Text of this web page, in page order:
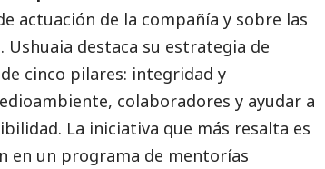
actuación de la compañía y sobre las
Ushuaia destaca su estrategia de
cinco pilares: integridad y
, colaboradores y ayudar a
La iniciativa que más resalta es
en un programa de mentorías